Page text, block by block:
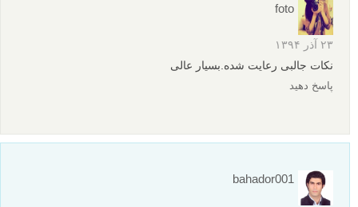
foto
۲۳ آذر ۱۳۹۴
نکات جالبی رعایت شده.بسیار عالی
پاسخ دهید
bahador001